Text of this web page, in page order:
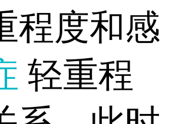
程度和感
轻重程